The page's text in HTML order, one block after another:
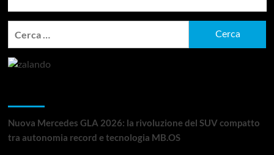
Nuova Mercedes GLA 2026: la rivoluzione del SUV compatto
tra autonomia record e tecnologia MB.OS